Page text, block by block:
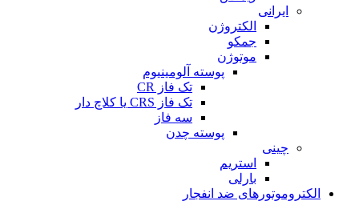
ایرانی
الکتروژن
جمکو
موتوژن
پوسته آلومینیوم
تک فاز CR
تک فاز CRS یا کلاچ دار
سه فاز
پوسته چدن
چینی
استریم
بارلی
الکتروموتورهای ضد انفجار